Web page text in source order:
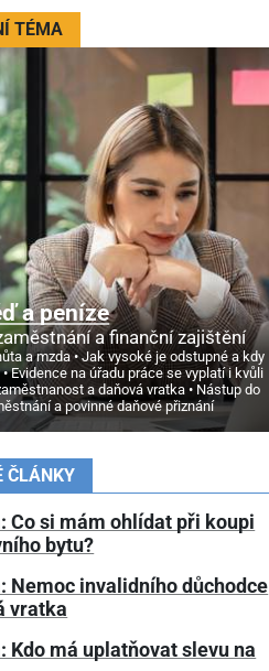
TÉMA
a peníze
a finanční zajištění
a mzda
Jak vysoké je odstupné a kdy
Evidence na úřadu práce se vyplatí i kvůli
a daňová vratka
Nástup do
a povinné daňové přiznání
ČLÁNKY
Co si mám ohlídat při koupi
bytu?
Nemoc invalidního důchodce
vratka
Kdo má uplatňovat slevu na